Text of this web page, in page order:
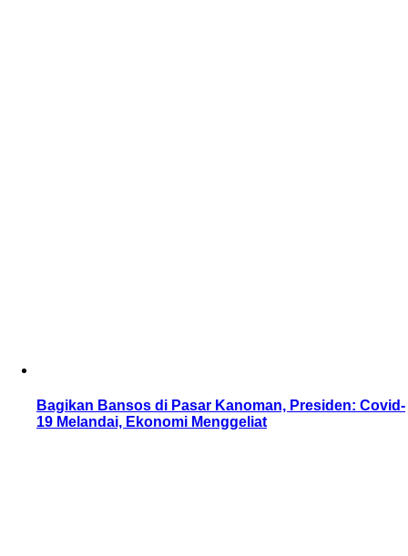
Bagikan Bansos di Pasar Kanoman, Presiden: Covid-
19 Melandai, Ekonomi Menggeliat